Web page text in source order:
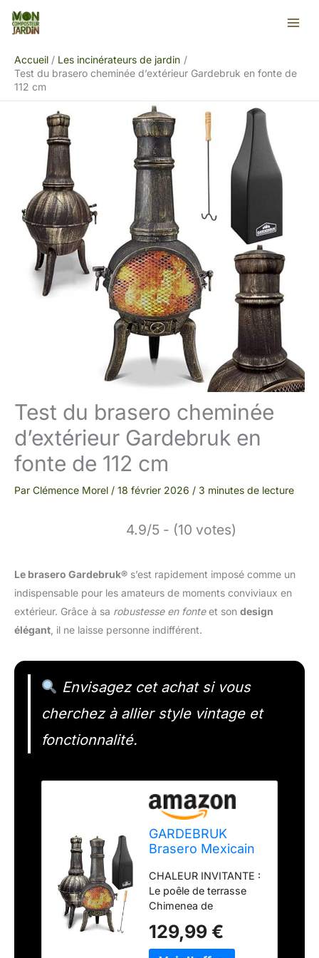
Aller
Accueil
Les incinérateurs de jardin
Test du brasero cheminée d’extérieur Gardebruk en fonte de
112 cm
Test du brasero cheminée
d’extérieur Gardebruk en
fonte de 112 cm
Par Clémence Morel / 18 février 2026 / 3 minutes de lecture
4.9/5 - (10 votes)
Le brasero Gardebruk® s’est rapidement imposé comme un
indispensable pour les amateurs de moments conviviaux en
extérieur. Grâce à sa robustesse en fonteet son design
élégant , il ne laisse personne indifférent.
Envisagez cet achat si vous
cherchez à allier style vintage et
fonctionnalité.
GARDEBRUK
Brasero Mexicain
CHALEUR INVITANTE :
Le poêle de terrasse
Chimenea de
l'accessoire parfait
pour profiter d'une
129,99 €
Rechercher